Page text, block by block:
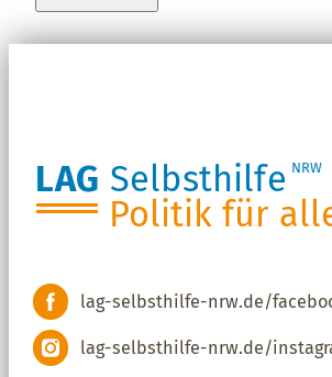
LAG Selbsthilfe NRW
Politik für
lag-selbsthilfe-nrw.de/
lag-selbsthilfe-nrw.de/